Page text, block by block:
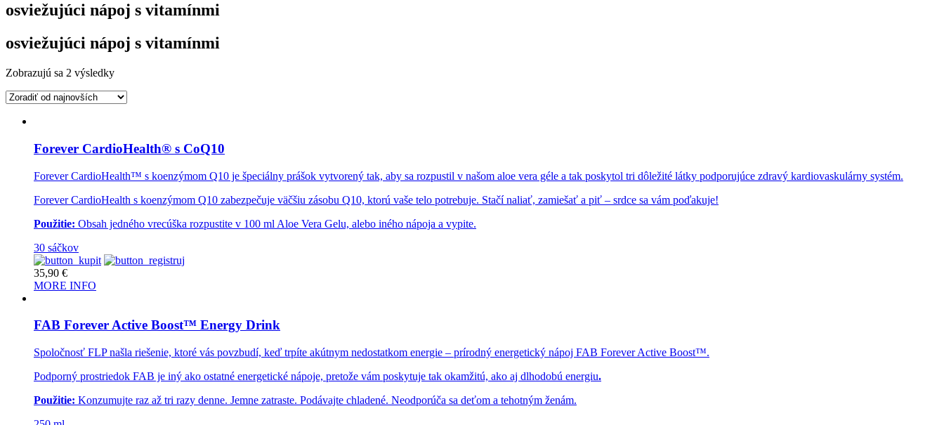
osviežujúci nápoj s vitamínmi
osviežujúci nápoj s vitamínmi
Zobrazujú sa 2 výsledkySorted
latest
Forever CardioHealth® s CoQ10
Forever CardioHealth™ s koenzýmom Q10 je špeciálny prášok vytvorený tak, aby sa rozpustil v našom aloe vera géle a tak poskytol tri dôležité látky podporujúce zdravý kardiovaskulárny systém.
Forever CardioHealth s koenzýmom Q10 zabezpečuje väčšiu zásobu Q10, ktorú vaše telo potrebuje. Stačí naliať, zamiešať a piť – srdce sa vám poďakuje!
Použitie: Obsah jedného vrecúška rozpustite v 100 ml Aloe Vera Gelu, alebo iného nápoja a vypite.
30 sáčkov
35,90 €
MORE INFO
FAB Forever Active Boost™ Energy Drink
Spoločnosť FLP našla riešenie, ktoré vás povzbudí, keď trpíte akútnym nedostatkom energie – prírodný energetický nápoj FAB Forever Active Boost™.
Podporný prostriedok FAB je iný ako ostatné energetické nápoje, pretože vám poskytuje tak okamžitú, ako aj dlhodobú energiu.
Použitie: Konzumujte raz až tri razy denne. Jemne zatraste. Podávajte chladené. Neodporúča sa deťom a tehotným ženám.